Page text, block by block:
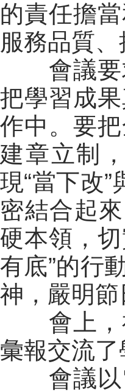
的責任擔
服務品質
會議要求
把學習成
作中。要
建章立制
現“當下改
密結合起
硬本領，
有底”的行
神，嚴明節
會上，福
彙報交流
會議以電